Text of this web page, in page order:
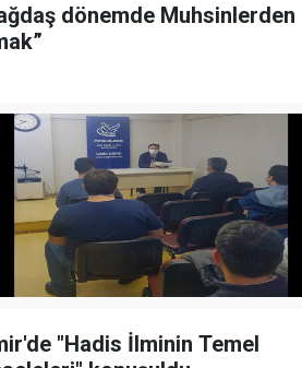
dönemde Muhsinlerden
"Hadis İlminin Temel